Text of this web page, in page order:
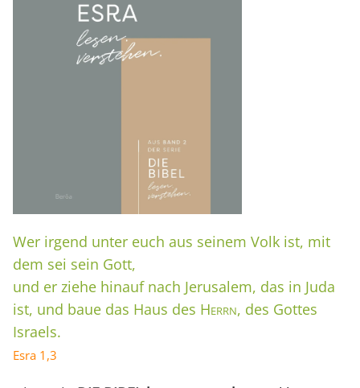
Wer irgend unter euch aus seinem Volk ist, mit
dem sei sein Gott,
und er ziehe hinauf nach Jerusalem, das in Juda
ist, und baue das Haus des Herrn, des Gottes
Israels.
Esra 1,3